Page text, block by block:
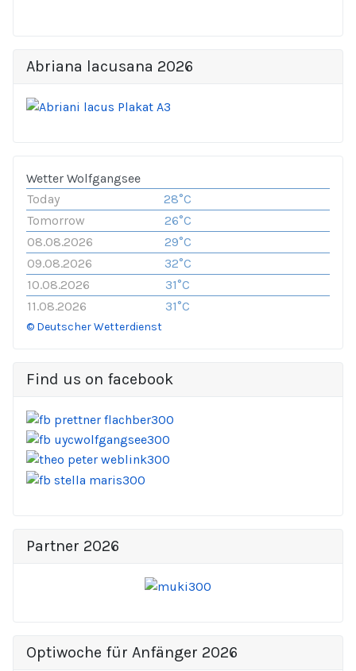
Abriana lacusana 2026
Wetter Wolfgangsee
Today
28°C
Tomorrow
26°C
08.08.2026
29°C
09.08.2026
32°C
10.08.2026
31°C
11.08.2026
31°C
© Deutscher Wetterdienst
Find us on facebook
Partner 2026
Optiwoche für Anfänger 2026